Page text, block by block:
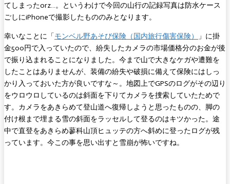
てしまったorz…。というわけで今回の山行の記録写真は防水ケース
ごしにiPhoneで撮影したもののみとなります。
幸いなことに「モンベル野あそび保険（国内旅行傷害保険）
」に掛
金500円で入っていたので、紛失したカメラの市場価格分のお金が後
で振り込まれることになりました。今まで山で大きなケガや遭難を
したことはありませんが、装備の紛失や破損に備えて保険にはしっ
かり入っておいた方が良いですな～。地図上でGPSのログがその辺り
をウロウロしているのは斜面を下りてカメラを捜索していたためで
す。カメラをあきらめて登山道へ復帰しようと思ったものの、脚の
付け根まで埋まる雪の斜面をラッセルして登るのはキツかった。途
中で直登をあきらめ蓼科山頂ヒュッテの方へ斜めに登ったログが残
っています。今この事を思い出すと雪崩が怖いですね。